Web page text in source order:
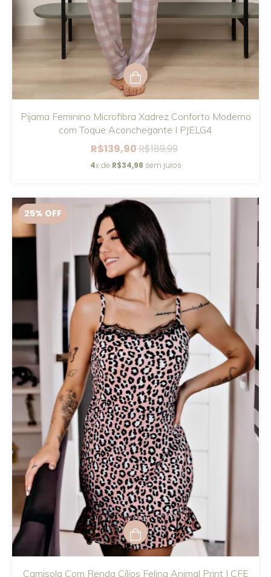
Pijama Feminino Microfibra Xadrez Conforto Moderno
com Toque Aconchegante I PJELG4
R$139,90R$189,99
4x de R$34,98 sem juros
25% OFF
Camisola Com Renda Cílios Felina Animal Print | CFE